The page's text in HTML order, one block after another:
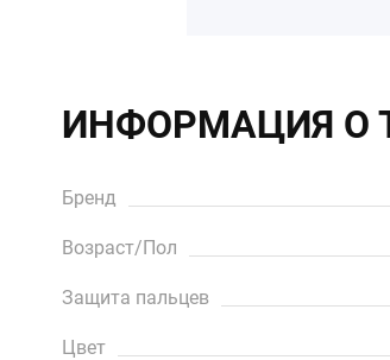
ИНФОРМАЦИЯ О
Бренд
Возраст/Пол
Защита пальцев
Цвет